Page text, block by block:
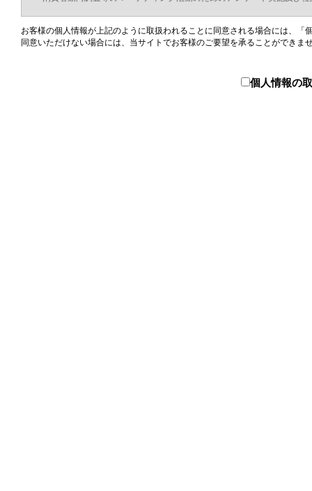
お客様の個人情報が上記のように取扱われることに同意される場合には、
同意いただけない場合には、当サイトでお客様のご要望を承ることができま
個人情報の